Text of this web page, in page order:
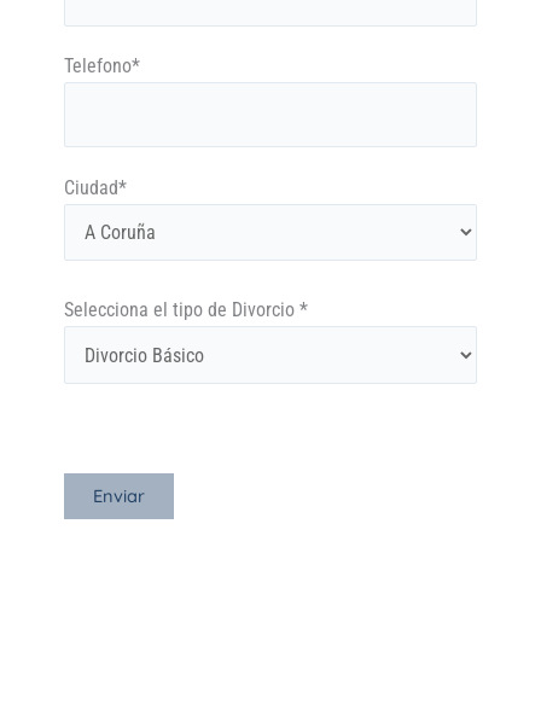
Telefono*
Ciudad*
Selecciona el tipo de Divorcio *